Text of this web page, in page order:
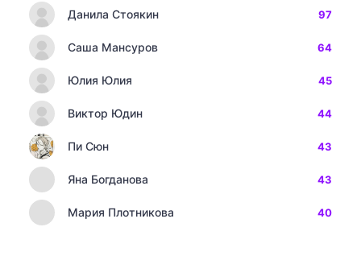
Данила Стоякин 97
Саша Мансуров 64
Юлия Юлия 45
Виктор Юдин 44
Пи Сюн 43
Яна Богданова 43
Мария Плотникова 40